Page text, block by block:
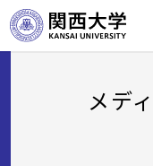
メデ